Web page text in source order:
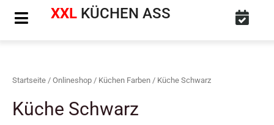
Inhalt
XXL KÜCHEN ASS
Startseite / Onlineshop / Küchen Farben / Küche Schwarz
Küche Schwarz
neuesten
sortiert